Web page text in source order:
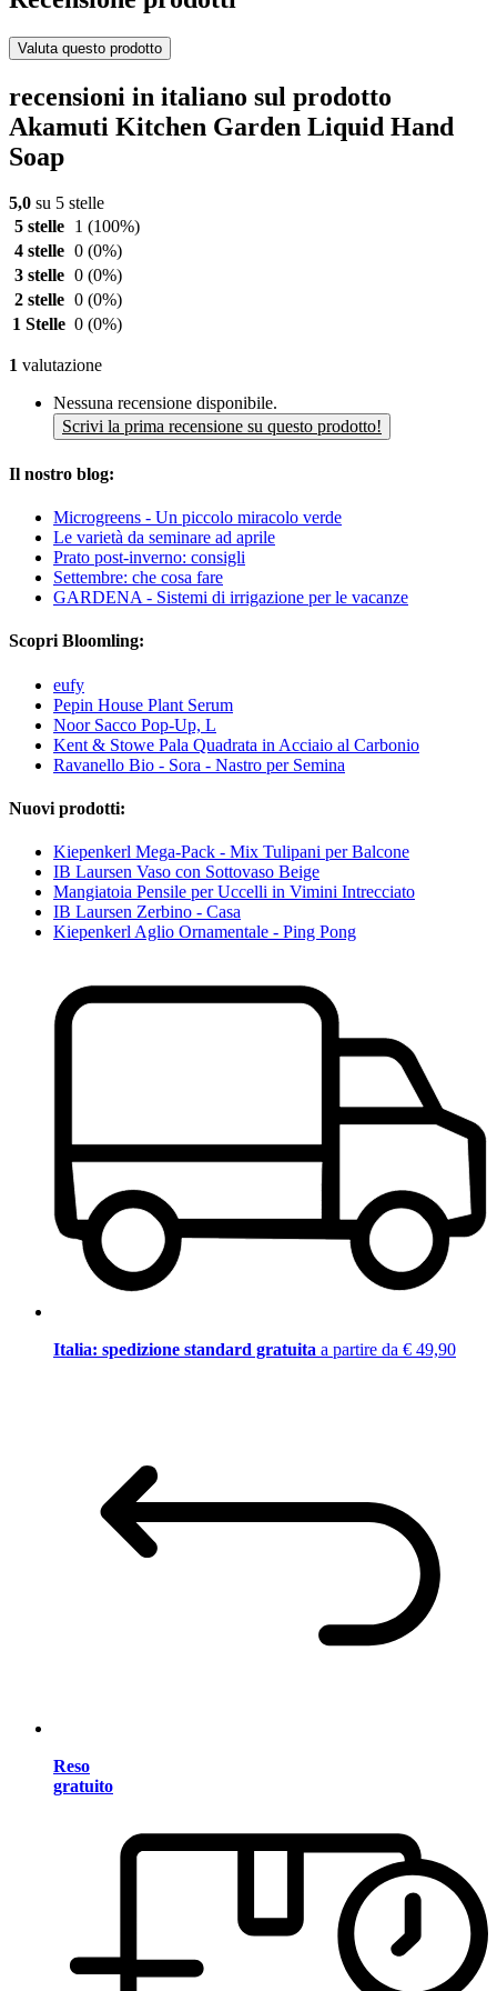
Valuta questo prodotto
recensioni in italiano sul prodotto
Akamuti Kitchen Garden Liquid Hand
Soap
5,0 su 5 stelle
5 stelle
1 (100%)
4 stelle 0 (0%)
3 stelle 0 (0%)
2 stelle 0 (0%)
1 Stelle 0 (0%)
1 valutazione
Nessuna recensione disponibile.
Scrivi la prima recensione su questo prodotto!
Il nostro blog:
Microgreens - Un piccolo miracolo verde
Le varietà da seminare ad aprile
Prato post-inverno: consigli
Settembre: che cosa fare
GARDENA - Sistemi di irrigazione per le vacanze
Scopri Bloomling:
eufy
Pepin House Plant Serum
Noor Sacco Pop-Up, L
Kent & Stowe Pala Quadrata in Acciaio al Carbonio
Ravanello Bio - Sora -​ Nastro per Semina
Nuovi prodotti:
Kiepenkerl Mega-Pack - Mix Tulipani per Balcone
IB Laursen Vaso con Sottovaso Beige
Mangiatoia Pensile per Uccelli in Vimini Intrecciato
IB Laursen Zerbino - Casa
Kiepenkerl Aglio Ornamentale - Ping Pong
Italia: spedizione standard gratuita a partire da € 49,90
Reso
gratuito